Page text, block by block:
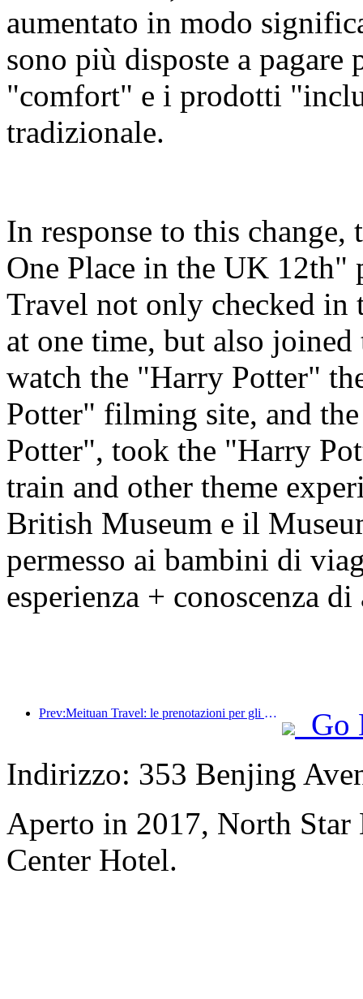
aumentato in modo
sono più disposte a pagare
"comfort" e i prodotti
tradizionale.
In response to this
One Place in the UK
Travel not only checked in
at one time, but also
watch the "Harry Potter"
Potter" filming site, and
Potter", took the "Harry
train and other theme
British Museum e il
permesso ai bambini di
esperienza + conoscenza
Prev:Meituan Travel: le prenotazioni per gli hotel di lusso nelle contee durante il Dragon Boat Festival sono elevate, con le famiglie con bambini che diventano la forza principale
Go
Indirizzo: 353 Benjing
Aperto in 2017, North
Center Hotel.